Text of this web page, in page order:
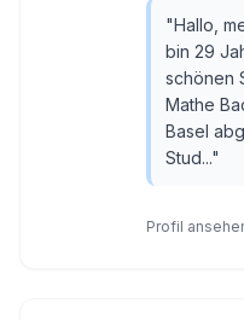
"Hallo,
bin 29
schönen
Mathe
Basel
Stud..."
Profil